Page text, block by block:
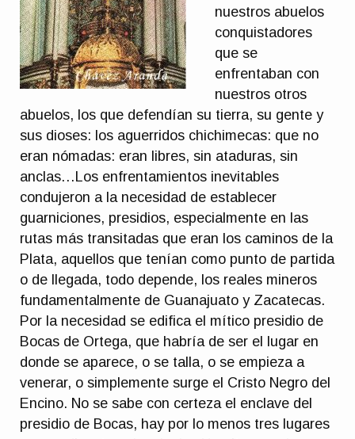
nuestros abuelos
conquistadores
que se
enfrentaban con
nuestros otros
abuelos, los que defendían su tierra, su gente y
sus dioses: los aguerridos chichimecas: que no
eran nómadas: eran libres, sin ataduras, sin
anclas…Los enfrentamientos inevitables
condujeron a la necesidad de establecer
guarniciones, presidios, especialmente en las
rutas más transitadas que eran los caminos de la
Plata, aquellos que tenían como punto de partida
o de llegada, todo depende, los reales mineros
fundamentalmente de Guanajuato y Zacatecas.
Por la necesidad se edifica el mítico presidio de
Bocas de Ortega, que habría de ser el lugar en
donde se aparece, o se talla, o se empieza a
venerar, o simplemente surge el Cristo Negro del
Encino. No se sabe con certeza el enclave del
presidio de Bocas, hay por lo menos tres lugares